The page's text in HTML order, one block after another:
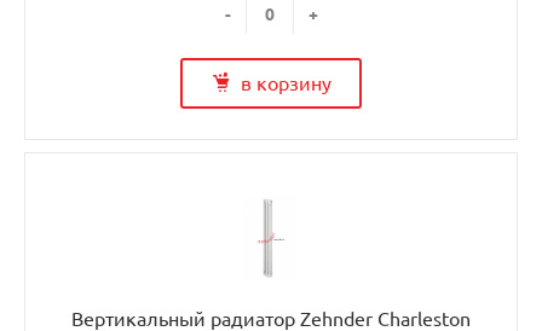
- +
в корзину
Вертикальный радиатор Zehnder Charleston